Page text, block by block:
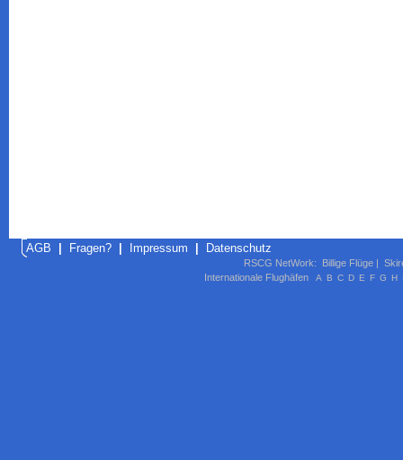
AGB Fragen? Impressum Datenschutz
RSCG NetWork: Billige Flüge |
Internationale Flughäfen
A B C D E F G H